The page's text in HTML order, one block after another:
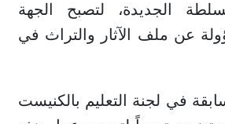
الجديدة، لتصبح الجهة
عن ملف الآثار والتراث في
في لجنة التعليم بالكنيست